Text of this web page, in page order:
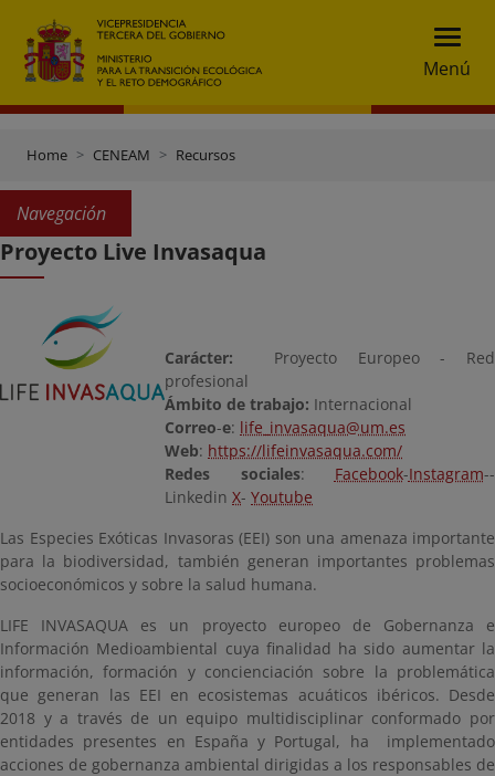
Menú
Home CENEAM Recursos
Navegación
Proyecto Live Invasaqua
Carácter: Proyecto Europeo - Red
profesional
Ámbito de trabajo: Internacional
Correo-e: life_invasaqua@um.es
Web: https://lifeinvasaqua.com/
Redes sociales: Facebook-Instagram--
LinkedinX-Youtube
Las Especies Exóticas Invasoras (EEI) son una amenaza importante
para la biodiversidad, también generan importantes problemas
socioeconómicos y sobre la salud humana.
LIFE INVASAQUA es un proyecto europeo de Gobernanza e
Información Medioambiental cuya finalidad ha sido aumentar la
información, formación y concienciación sobre la problemática
que generan las EEI en ecosistemas acuáticos ibéricos. Desde
2018 y a través de un equipo multidisciplinar conformado por
entidades presentes en España y Portugal, ha implementado
acciones de gobernanza ambiental dirigidas a los responsables de